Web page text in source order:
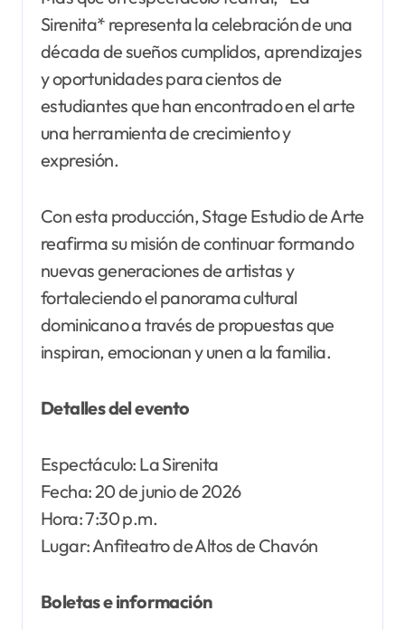
Sirenita* representa la celebración de una
década de sueños cumplidos, aprendizajes
y oportunidades para cientos de
estudiantes que han encontrado en el arte
una herramienta de crecimiento y
expresión.
Con esta producción, Stage Estudio de Arte
reafirma su misión de continuar formando
nuevas generaciones de artistas y
fortaleciendo el panorama cultural
dominicano a través de propuestas que
inspiran, emocionan y unen a la familia.
Detalles del evento
Espectáculo: La Sirenita
Fecha: 20 de junio de 2026
Hora: 7:30 p.m.
Lugar: Anfiteatro de Altos de Chavón
Boletas e información